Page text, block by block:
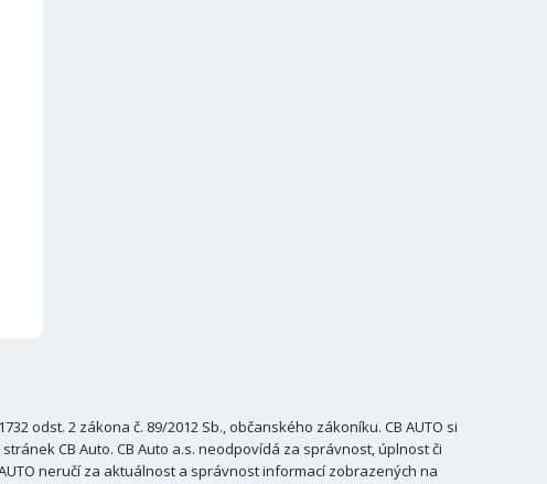
odst. 2 zákona č. 89/2012 Sb., občanského zákoníku. CB AUTO si
CB Auto. CB Auto a.s. neodpovídá za správnost, úplnost či
neručí za aktuálnost a správnost informací zobrazených na